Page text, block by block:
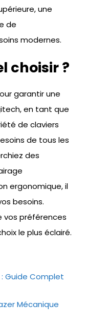
une
de
modernes.
choisir ?
garantir une
en tant que
de claviers
de tous les
des
ergonomique, il
besoins.
vos préférences
le plus éclairé.
Guide Complet
Mécanique